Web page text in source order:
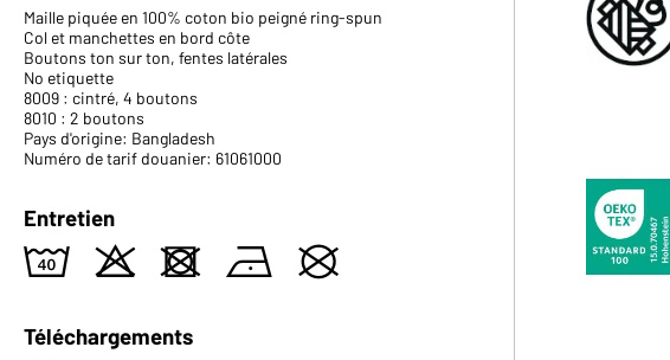
Maille piquée en 100% coton bio peigné ring-spun
Col et manchettes en bord côte
Boutons ton sur ton, fentes latérales
No etiquette
8009 : cintré, 4 boutons
8010 : 2 boutons
Pays d'origine: Bangladesh
Numéro de tarif douanier: 61061000
Entretien
8 o d n U
Téléchargements